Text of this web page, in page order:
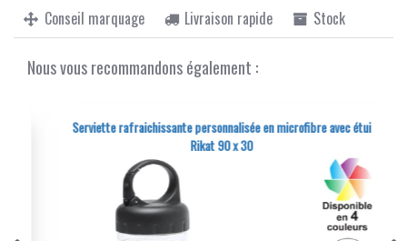
plage ou à la salle de sport.
votre commande à vos besoins, tout en bénéficiant d'un
bon rapport qualité-prix. Commandez dès maintenant la
offrir un produit pratique, esthétique et parfaitement
adapté à votre image.
Conseil marquage
Livraison rapide Stock
Nous vous recommandons également :
Serviette rafraichissante personnalisée en microfibre avec étui
Rikat 90 x 30